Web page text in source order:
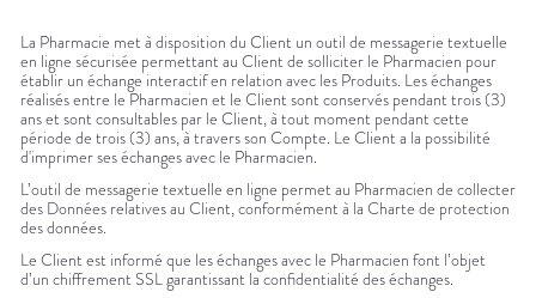
La Pharmacie met à disposition du Client un outil de messagerie textuelle
en ligne sécurisée permettant au Client de solliciter le Pharmacien pour
établir un échange interactif en relation avec les Produits. Les échanges
réalisés entre le Pharmacien et le Client sont conservés pendant trois (3)
ans et sont consultables par le Client, à tout moment pendant cette
période de trois (3) ans, à travers son Compte. Le Client a la possibilité
d'imprimer ses échanges avec le Pharmacien.
L’outil de messagerie textuelle en ligne permet au Pharmacien de collecter
des Données relatives au Client, conformément à la Charte de protection
des données.
Le Client est informé que les échanges avec le Pharmacien font l’objet
d’un chiffrement SSL garantissant la confidentialité des échanges.